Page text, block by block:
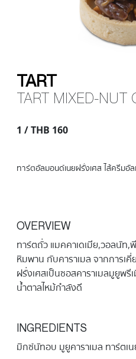
TART
TART MIXED-NUT
1 / THB 160
ทาร์ตอัลมอนด์เนยฝรั่งเศส ไส้ครีมอั
OVERVIEW
ทาร์ตถั่ว แมคคาเดเมีย,วอลนัท
หิมพาน กับคาราเมล จากการเ
ฝรั่งเศสเป็นซอสคาราเมลมูยูพ
น้ำตาลไหม้กำลังดี
INGREDIENTS
มิกซ์นัทอบ มูยูคาราเมล ทาร์ตเ